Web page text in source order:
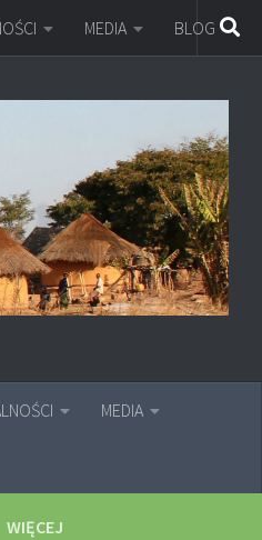
MEDIA BLOG
MEDIA
WIĘCEJ